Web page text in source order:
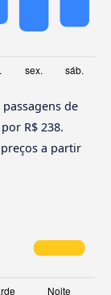
de
R$ 238.
a partir